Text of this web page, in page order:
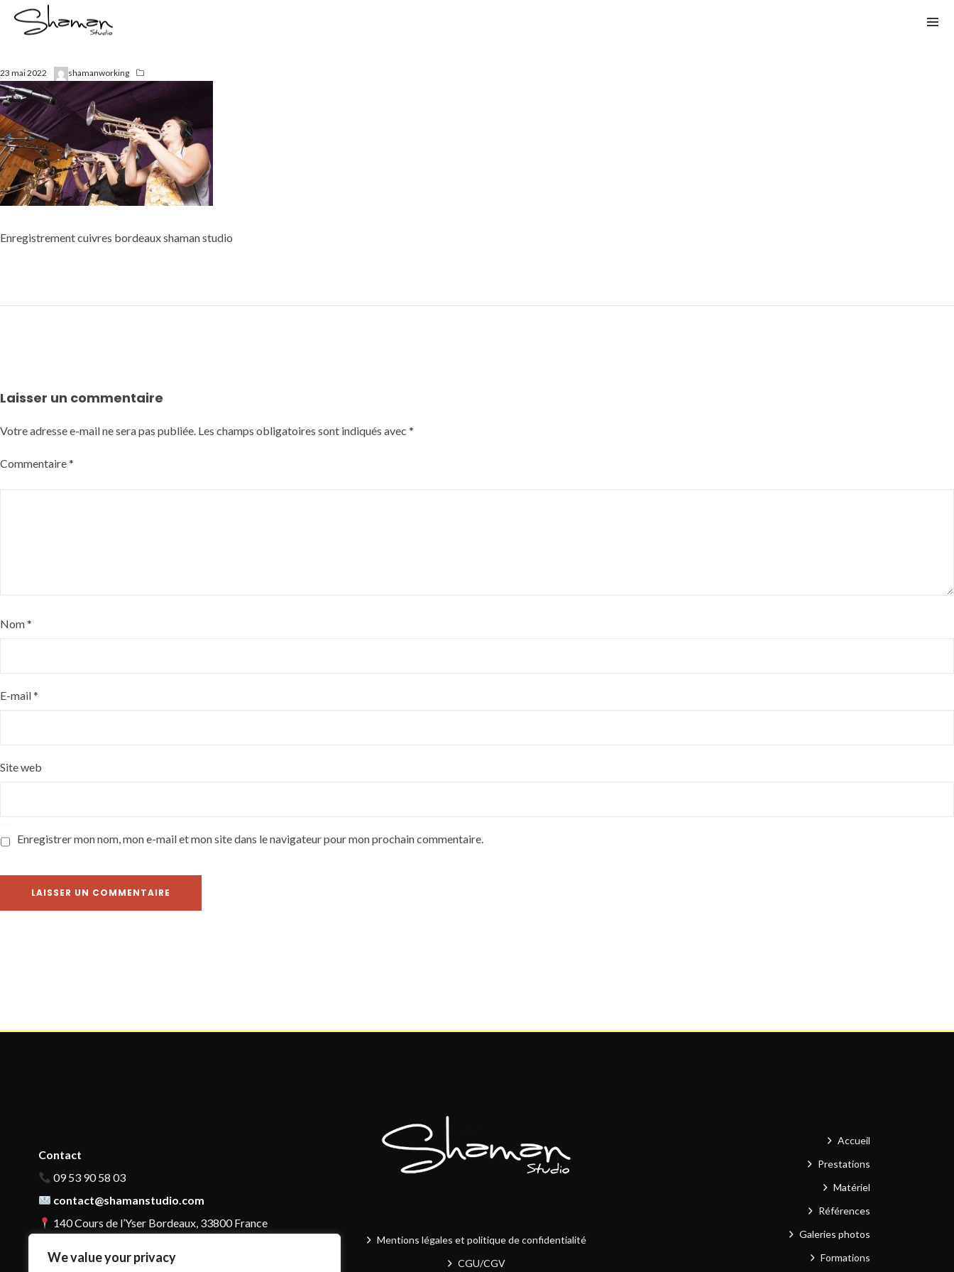
We value your privacy
23 mai 2022 shamanworking
Enregistrement cuivres bordeaux shaman studio
Laisser un commentaire
Votre adresse e-mail ne sera pas publiée. Les champs obligatoires sont indiqués avec *
Commentaire*
Nom*
E-mail*
Site web
Enregistrer mon nom, mon e-mail et mon site dans le navigateur pour mon prochain commentaire.
Contact
09 53 90 58 03
contact@shamanstudio.com
140 Cours de l’Yser Bordeaux, 33800 France
Mentions légales et politique de confidentialité
CGU/CGV
Accueil
Prestations
Matériel
Références
Galeries photos
Formations